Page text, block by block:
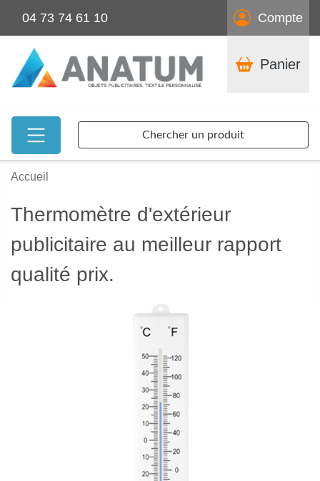
04 73 74 61 10 Compte
Panier
Chercher un produit
Accueil
Thermomètre d'extérieur
publicitaire au meilleur rapport
qualité prix.